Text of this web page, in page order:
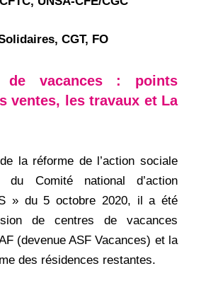
CGT, FO
de vacances : points
ventes, les travaux et La
la réforme de l’action sociale
du Comité national d’action
» du 5 octobre 2020, il a été
de centres de vacances
(devenue ASF Vacances) et la
des résidences restantes.